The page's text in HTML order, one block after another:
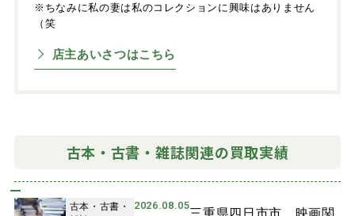
※ちなみに私の妻は私のコレクションに興味はありません
（笑
店主あいさつはこちら
古本・古書・雑誌関連の買取実績
古本・古書・
2026.08.05
三重県四日市市 映画関